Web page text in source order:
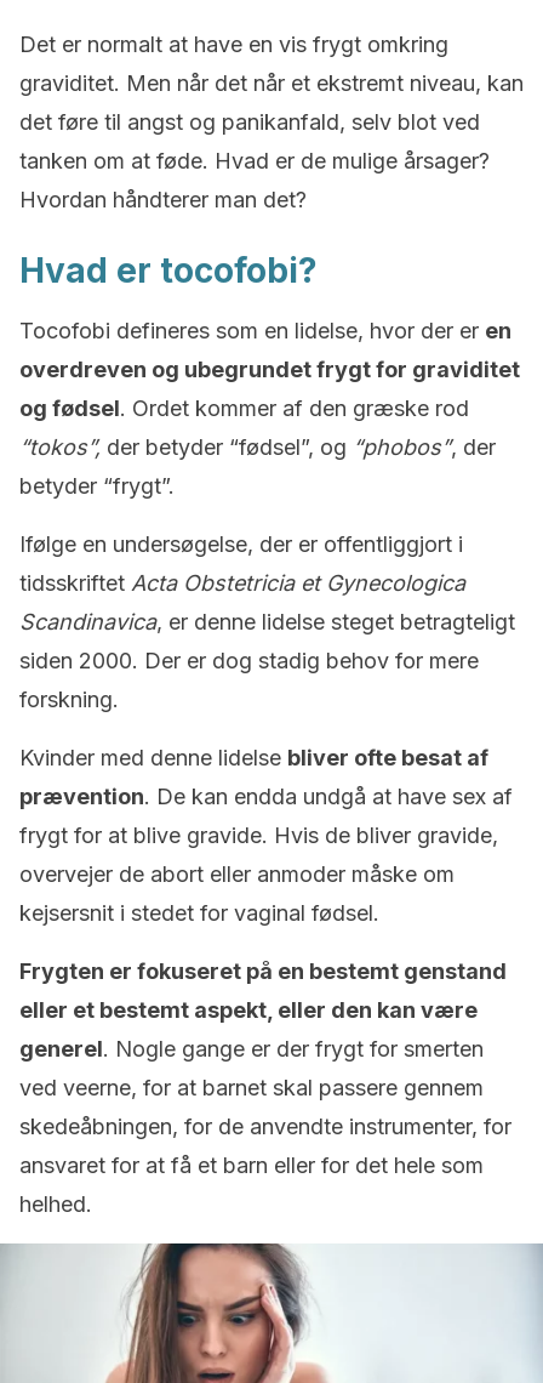
Det er normalt at have en vis frygt omkring
graviditet. Men når det når et ekstremt niveau, kan
det føre til angst og panikanfald, selv blot ved
tanken om at føde. Hvad er de mulige årsager?
Hvordan håndterer man det?
Hvad er tocofobi?
Tocofobi defineres som en lidelse, hvor der er en
overdreven og ubegrundet frygt for graviditet
og fødsel. Ordet kommer af den græske rod
“tokos”, der betyder “fødsel”, og “phobos”, der
betyder “frygt”.
Ifølge en undersøgelse, der er offentliggjort i
tidsskriftet Acta Obstetricia et Gynecologica
Scandinavica, er denne lidelse steget betragteligt
siden 2000. Der er dog stadig behov for mere
forskning.
Kvinder med denne lidelse bliver ofte besat af
prævention. De kan endda undgå at have sex af
frygt for at blive gravide. Hvis de bliver gravide,
overvejer de abort eller anmoder måske om
kejsersnit i stedet for vaginal fødsel.
Frygten er fokuseret på en bestemt genstand
eller et bestemt aspekt, eller den kan være
generel. Nogle gange er der frygt for smerten
ved veerne, for at barnet skal passere gennem
skedeåbningen, for de anvendte instrumenter, for
ansvaret for at få et barn eller for det hele som
helhed.